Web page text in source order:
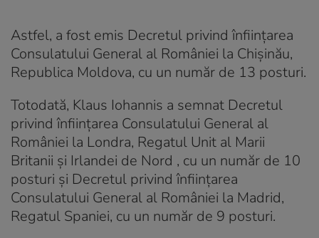
Astfel, a fost emis Decretul privind înfiinţarea
Consulatului General al României la Chişinău,
Republica Moldova, cu un număr de 13 posturi.
Totodată, Klaus Iohannis a semnat Decretul
privind înființarea Consulatului General al
României la Londra, Regatul Unit al Marii
Britanii şi Irlandei de Nord , cu un număr de 10
posturi și Decretul privind înființarea
Consulatului General al României la Madrid,
Regatul Spaniei, cu un număr de 9 posturi.